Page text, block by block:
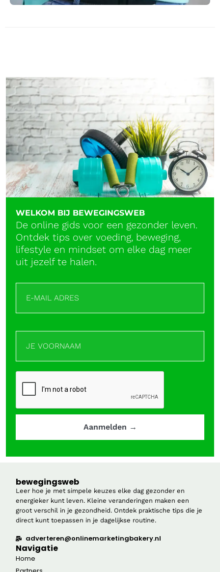
WELKOM BIJ BEWEGINGSWEB
De online gids voor een gezonder leven.
Ontdek tips over voeding, beweging,
lifestyle en mindset om elke dag meer
uit jezelf te halen.
bewegingsweb
Leer hoe je met simpele keuzes elke dag gezonder en
energieker kunt leven. Kleine veranderingen maken een
groot verschil in je gezondheid. Ontdek praktische tips die je
direct kunt toepassen in je dagelijkse routine.
adverteren@onlinemarketingbakery.nl
Navigatie
Home